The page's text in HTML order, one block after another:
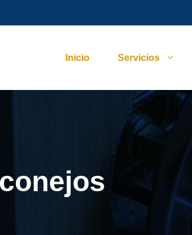
Inicio Servicios